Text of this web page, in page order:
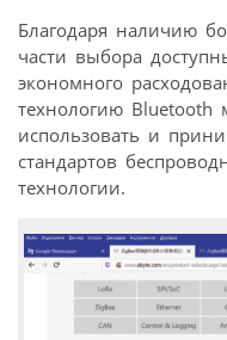
Благодаря наличию
части выбора
экономного
технологию Bluetooth
использовать и
стандартов
технологии.